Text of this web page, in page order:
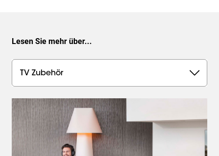
Lesen Sie mehr über...
TV Zubehör